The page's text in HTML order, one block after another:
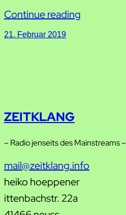
Continue reading
21. Februar 2019
ZEITKLANG
– Radio jenseits des Mainstreams –
mail@zeitklang.info
heiko hoeppener
ittenbachstr. 22a